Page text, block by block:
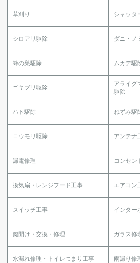
草刈り シャッタ
シロアリ駆除 ダニ・ノ
蜂の巣駆除 ムカデ駆
ゴキブリ駆除
アライグ
駆除
ハト駆除 ねずみ駆
コウモリ駆除 アンテナ
漏電修理 コンセン
換気扇・レンジフード工事 エアコン
スイッチ工事 インター
鍵開け・交換・修理 ガラス修
水漏れ修理・トイレつまり工事 雨漏り修